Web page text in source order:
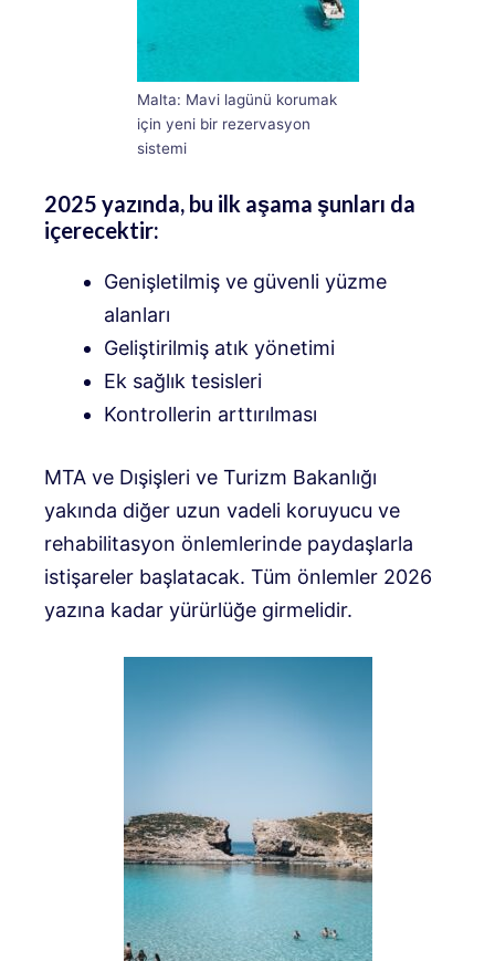
Malta: Mavi lagünü korumak
için yeni bir rezervasyon
sistemi
2025 yazında, bu ilk aşama şunları da
içerecektir:
Genişletilmiş ve güvenli yüzme
alanları
Geliştirilmiş atık yönetimi
Ek sağlık tesisleri
Kontrollerin arttırılması
MTA ve Dışişleri ve Turizm Bakanlığı
yakında diğer uzun vadeli koruyucu ve
rehabilitasyon önlemlerinde paydaşlarla
istişareler başlatacak. Tüm önlemler 2026
yazına kadar yürürlüğe girmelidir.